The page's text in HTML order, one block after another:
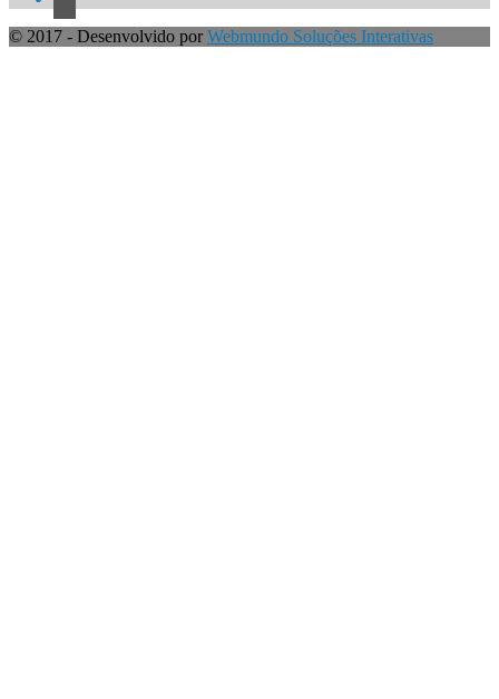
© 2017 - Desenvolvido porWebmundo Soluções Interativas